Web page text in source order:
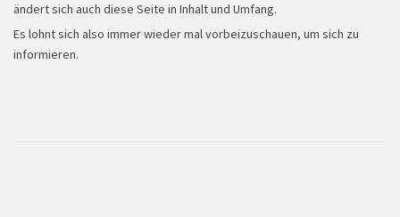
ändert sich auch diese Seite in Inhalt und Umfang.
Es lohnt sich also immer wieder mal vorbeizuschauen, um sich zu
informieren.